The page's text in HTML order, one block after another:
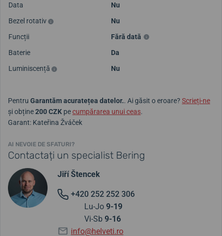
Data
Nu
Bezel rotativ
Nu
Funcții
Fără dată
Baterie
Da
Luminiscență
Nu
Pentru Garantăm acuratețea datelor.. Ai găsit o eroare? Scrieți-ne
și obține200 CZK pecumpărarea unui ceas.
Garant: Kateřina Žváček
AI NEVOIE DE SFATURI?
Contactați un specialist Bering
Jiří Štencek
+420 252 252 306
Lu-Jo 9-19
Vi-Sb 9-16
info@helveti.ro